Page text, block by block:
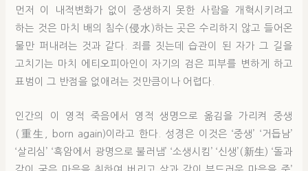
먼저 이 내적변화가 없이 중생하지 못한 사람을 개혁시키려고
하는 것은 마치 배의 침수(侵水)하는 곳은 수리하지 않고 들어온
물만 퍼내려는 것과 같다. 죄를 짓는데 습관이 된 자가 그 길을
고치기는 마치 에티오피아인이 자기의 검은 피부를 변하게 하고
표범이 그 반점을 없애려는 것만큼이나 어렵다.
인간의 이 영적 죽음에서 영적 생명으로 옮김을 가리켜 중생
(重生, born again)이라고 한다. 성경은 이것은 ‘중생’ ‘거듭남’
‘살리심’ ‘흑암에서 광명으로 불러냄’ ‘소생시킴’ ‘신생’(新生) ‘돌과